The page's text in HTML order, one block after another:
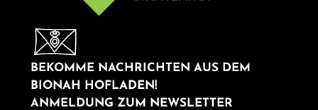
BEKOMME NACHRICHTEN AUS DEM
BIONAH HOFLADEN!
ANMELDUNG ZUM NEWSLETTER